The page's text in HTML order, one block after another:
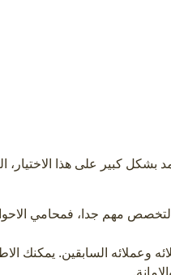
كبير على هذا الاختيار،
التخصص مهم جدا، فمحامي
وعملائه السابقين. يمكنك